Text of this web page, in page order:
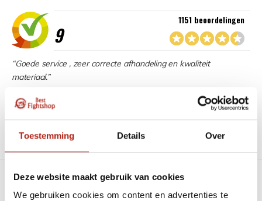
Toestemming Details Over
Deze website maakt gebruik van cookies
We gebruiken cookies om content en advertenties te
9
1151 beoordelingen
“Goede service , zeer correcte afhandeling en kwaliteit
materiaal.”
Beschikbaar in de volgende varianten:
Heb je een vraag over dit product?